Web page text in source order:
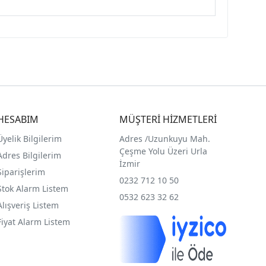
Bilgilerim
Bilgilerim
Alarm Listem
Listem
Alarm Listem
MÜŞTERİ HİZMETLERİ
Adres /Uzunkuyu Mah.
Çeşme Yolu Üzeri Urla
İzmir
0232 712 10 50
0532 623 32 62